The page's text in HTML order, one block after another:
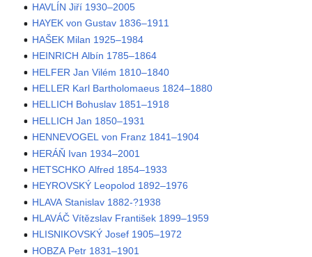
HAVLÍN Jiří 1930–2005
HAYEK von Gustav 1836–1911
HAŠEK Milan 1925–1984
HEINRICH Albín 1785–1864
HELFER Jan Vilém 1810–1840
HELLER Karl Bartholomaeus 1824–1880
HELLICH Bohuslav 1851–1918
HELLICH Jan 1850–1931
HENNEVOGEL von Franz 1841–1904
HERÁŇ Ivan 1934–2001
HETSCHKO Alfred 1854–1933
HEYROVSKÝ Leopolod 1892–1976
HLAVA Stanislav 1882-?1938
HLAVÁČ Vítězslav František 1899–1959
HLISNIKOVSKÝ Josef 1905–1972
HOBZA Petr 1831–1901